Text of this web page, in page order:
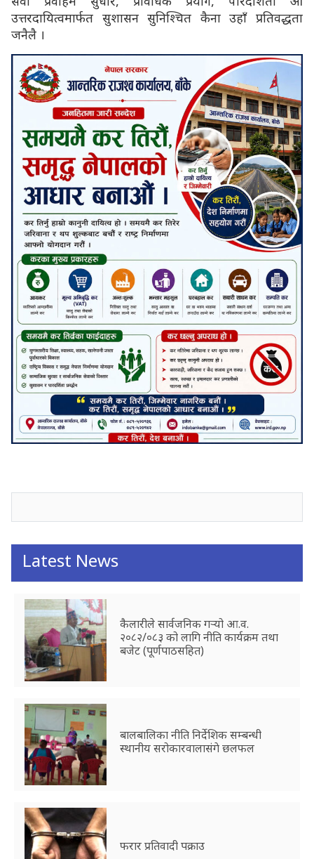
उत्तरदायित्वमार्फत सुशासन सुनिश्चित कैना उहाँ प्रतिवद्धता
जनैलै ।
Latest News
कैलारीले सार्वजनिक गर्‍यो आ.व.
२०८२/०८३ को लागि नीति कार्यक्रम तथा
बजेट (पूर्णपाठसहित)
बालबालिका नीति निर्देशिक सम्बन्धी
स्थानीय सरोकारवालासंगे छलफल
फरार प्रतिवादी पक्राउ